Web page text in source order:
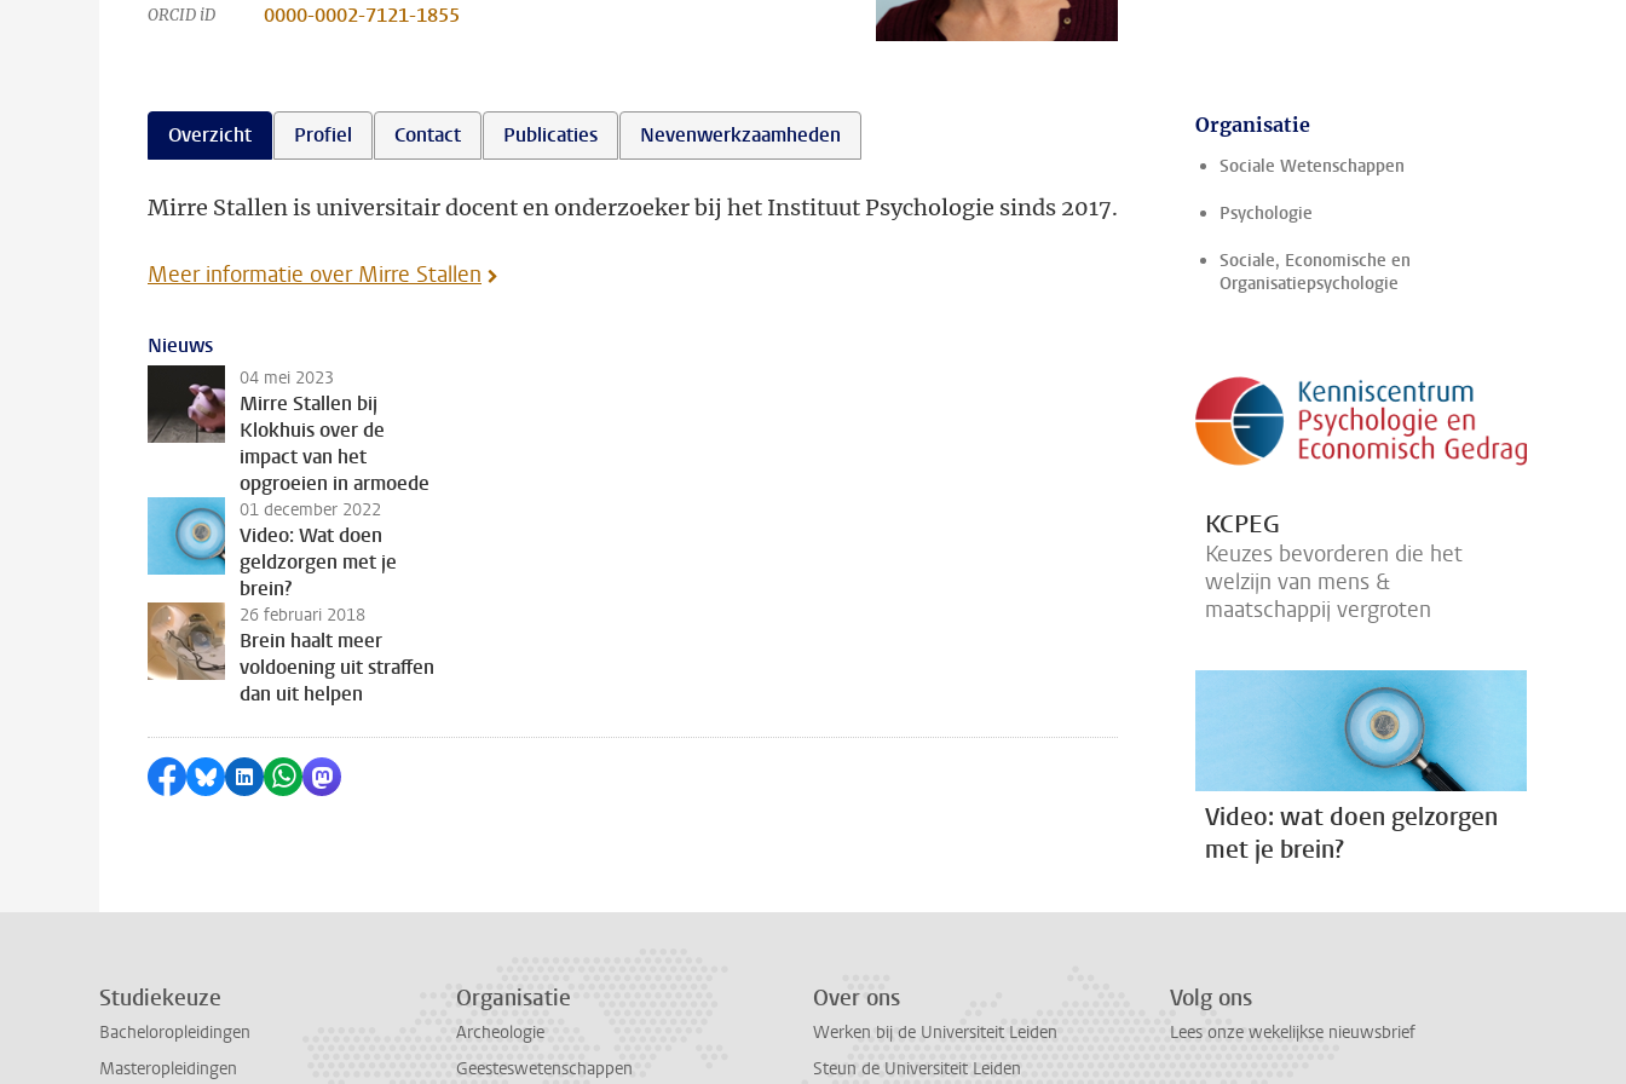
ORCID iD 0000-0002-7121-1855
Overzicht Profiel Contact Publicaties Nevenwerkzaamheden
Mirre Stallen is universitair docent en onderzoeker bij het Instituut Psychologie sinds 2017.
Meer informatie over Mirre Stallen
Nieuws
04 mei 2023
Mirre Stallen bij
Klokhuis over de
impact van het
opgroeien in armoede
01 december 2022
Video: Wat doen
geldzorgen met je
brein?
26 februari 2018
Brein haalt meer
voldoening uit straffen
dan uit helpen
Delen op Facebook
Delen via Bluesky
Delen op LinkedIn
Delen via WhatsApp
Delen via Mastodon
Organisatie
Sociale Wetenschappen
Psychologie
Sociale, Economische en
Organisatiepsychologie
KCPEG
Keuzes bevorderen die het
welzijn van mens &
maatschappij vergroten
Video: wat doen gelzorgen
met je brein?
Studiekeuze
Bacheloropleidingen
Masteropleidingen
Organisatie
Archeologie
Geesteswetenschappen
Over ons
Werken bij de Universiteit Leiden
Steun de Universiteit Leiden
Volg ons
Lees onze wekelijkse nieuwsbrief